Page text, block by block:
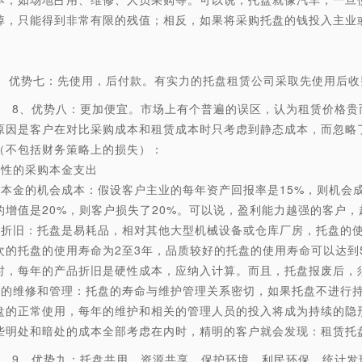
，只能得到非常有限的残值；相反，如果将采购托盘的钱投入主
：先使用，后付款。有实力的托盘租赁公司采取先使用后收
势八：更加便宜。市场上有个普遍的误区，认为租赁价格贵
因是客户在对比采购成本和租赁成本时只考虑到静态成本，而忽
不包括财务策略上的损失）：
的采购本金支出
金的机会成本：假设客户主业的每年资产回报率是15%，则机会
增值是20%，则客户损失了20%。可以说，盈利能力越强的客户
旧：托盘是易耗品，相对其他大型机械设备或仓库厂房，托盘的
的托盘的使用寿命为2至3年，品质较好的托盘的使用寿命可以达
，每年的产品折旧是硬性成本，应纳入计算。而且，托盘报废后
维修和管理：托盘的寿命与维护管理关系密切，如果托盘不进行
的正常使用，每年的维护和相关的管理人员的投入将成为持续的隐
明处和暗处的成本全部考虑在内时，精明的客户就会发现：租赁托
势九：托盘共用，资源共享，保护环境，利民环保。统计发